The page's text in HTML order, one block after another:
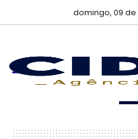
domingo, 09